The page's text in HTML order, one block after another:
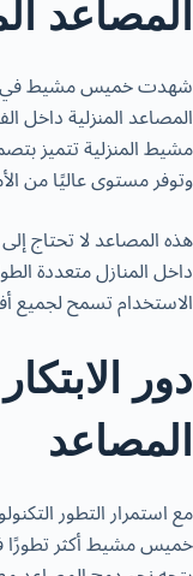
المصاعد
شهدت خميس مشيط في
المصاعد المنزلية داخل
مشيطالمنزلية تتميز
وتوفر مستوى عاليًا من
هذه المصاعد لا تحتاج
داخل المنازل متعددة
الاستخدام تسمح لجميع
دور
المصاعد
مع استمرار التطور
خميس مشيطأكثر